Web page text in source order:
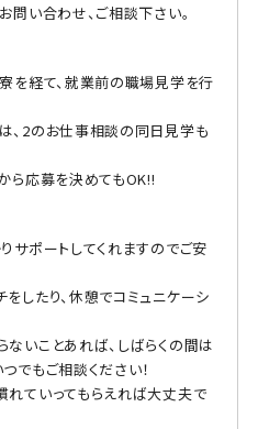
問い合わせ、ご相談下さい。
を経て、就業前の職場見学を行
、2のお仕事相談の同日見学も
ら応募を決めてもOK!!
サポートしてくれますのでご安
したり、休憩でコミュニケーシ
いことあれば、しばらくの間は
でもご相談ください！
れていってもらえれば大丈夫で